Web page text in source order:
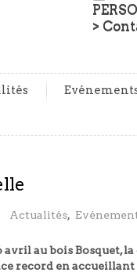
>
Actualités,
au bois Bosquet, la
record en accueillant